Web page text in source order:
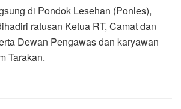
di Pondok Lesehan (Ponles),
ratusan Ketua RT, Camat dan
Dewan Pengawas dan karyawan
Tarakan.